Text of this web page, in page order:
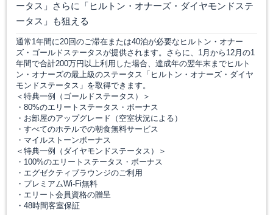
ータス」さらに「ヒルトン・オナーズ・ダイヤモンドステ
ータス」も狙える
通常1年間に20回のご滞在または40泊が必要なヒルトン・オナー
ズ・ゴールドステータスが提供されます。さらに、1月から12月の1
年間で合計200万円以上利用した場合、達成年の翌年末までヒルト
ン・オナーズの最上級のステータス「ヒルトン・オナーズ・ダイヤ
モンドステータス」を取得できます。
＜特典一例（ゴールドステータス）＞
・80%のエリートステータス・ボーナス
・お部屋のアップグレード（空室状況による）
・ すべてのホテルでの朝食無料サービス
・マイルストーンボーナス
＜特典一例（ダイヤモンドステータス）＞
・100%のエリートステータス・ボーナス
・エグゼクティブラウンジのご利用
・プレミアムWi-Fi無料
・エリート会員資格の贈呈
・48時間客室保証